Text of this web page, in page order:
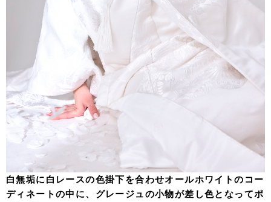
白無垢に白レースの色掛下を合わせオールホワイトのコー
ディネートの中に、グレージュの小物が差し色となってポ